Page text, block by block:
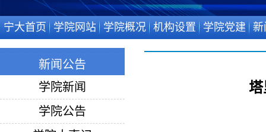
宁大首页 学院网站 学院概况 机构设置 学院党建 新
新闻公告
学院新闻
学院公告
塔